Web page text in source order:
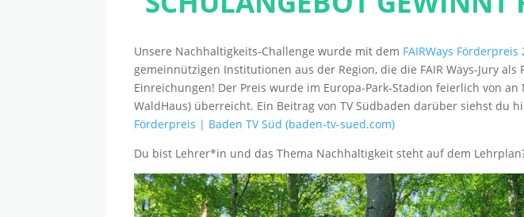
Unsere Nachhaltigkeits-Challenge wurde mit dem FAIRWays
gemeinnützigen Institutionen aus der Region, die die FAIR Ways-Jury
Einreichungen! Der Preis wurde im Europa-Park-Stadion feierlich von
WaldHaus) überreicht. Ein Beitrag von TV Südbaden darüber siehst du
Förderpreis | Baden TV Süd (baden-tv-sued.com)
Du bist Lehrer*in und das Thema Nachhaltigkeit steht auf dem